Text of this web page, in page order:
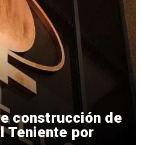
construcción de
Teniente por